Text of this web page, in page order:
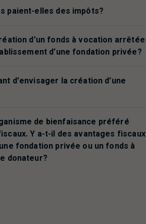
paient-elles des impôts?
d’un fonds à vocation arrêtée
d’une fondation privée?
d’envisager la création d’une
de bienfaisance préféré
Y a-t-il des avantages fiscaux
fondation privée ou un fonds à
donateur?